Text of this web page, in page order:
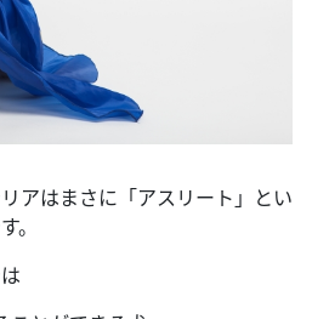
アはまさに「アスリート」とい
。